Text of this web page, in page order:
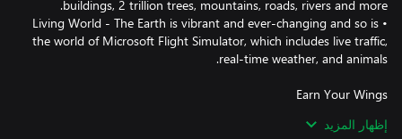
• Living World - The Earth is vibrant and ever-changing and so is
the world of Microsoft Flight Simulator, which includes live traffic,
planes to commercial jets with comprehensive flight models.
إظهار المزيد